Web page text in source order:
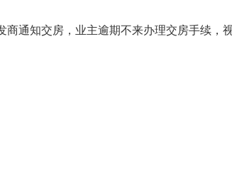
商通知交房，业主逾期不来办理交房手续，